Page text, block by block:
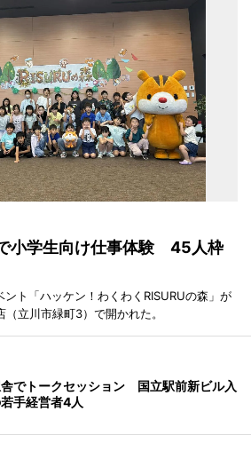
小学生向け仕事体験 45人枠
ト「ハッケン！わくわくRISURUの森」が
立川市緑町3）で開かれた。
舎でトークセッション 国立駅前新ビル入
手経営者4人